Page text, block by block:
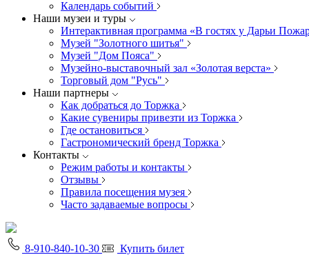
Календарь событий
Наши музеи и туры
Интерактивная программа «В гостях у Дарьи
Музей "Золотного шитья"
Музей "Дом Пояса"
Музейно-выставочный зал «Золотая верста»
Торговый дом "Русь"
Наши партнеры
Как добраться до Торжка
Какие сувениры привезти из Торжка
Где остановиться
Гастрономический бренд Торжка
Контакты
Режим работы и контакты
Отзывы
Правила посещения музея
Часто задаваемые вопросы
8-910-840-10-30 Купить билет